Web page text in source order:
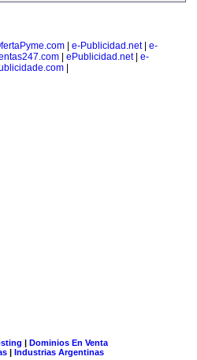
| e-Publicidad.net| e-
ePublicidad.net| e-
|
| Dominios En Venta
| Industrias Argentinas